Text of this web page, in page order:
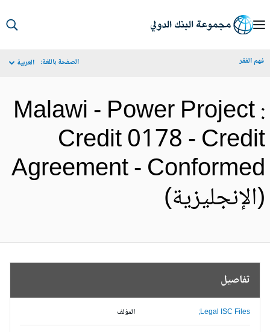
الفقر الصفحة باللغة: العربية
Malawi - Power
Credit 0178 -
Agreement -
تفاصيل
المؤلف Legal ISC Files;